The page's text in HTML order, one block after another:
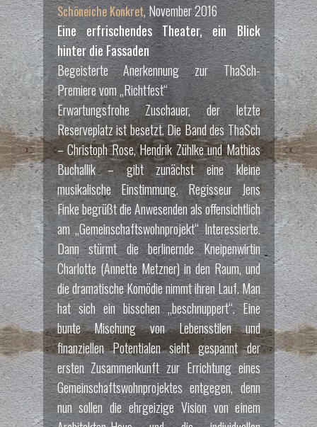
Schöneiche Konkret, November 2016
Eine erfrischendes Theater, ein Blick
hinter die Fassaden
Begeisterte Anerkennung zur ThaSch-
Premiere vom „Richtfest“
Erwartungsfrohe Zuschauer, der letzte
Reserveplatz ist besetzt. Die Band des ThaSch
– Christoph Rose, Hendrik Zühlke und Mathias
Buchallik – gibt zunächst eine kleine
musikalische Einstimmung. Regisseur Jens
Finke begrüßt die Anwesenden als offensichtlich
am „Gemeinschaftswohnprojekt“ Interessierte.
Dann stürmt die berlinernde Kneipenwirtin
Charlotte (Annette Metzner) in den Raum, und
die dramatische Komödie nimmt ihren Lauf. Man
hat sich ein bisschen „beschnuppert“. Eine
bunte Mischung von Lebensstilen und
finanziellen Potentialen sieht gespannt der
ersten Zusammenkunft zur Errichtung eines
Gemeinschaftswohnprojektes entgegen, denn
nun sollen die ehrgeizige Vision von einem